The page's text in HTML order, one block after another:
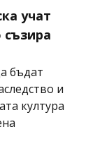
учат
съзира
бъдат
и
култура